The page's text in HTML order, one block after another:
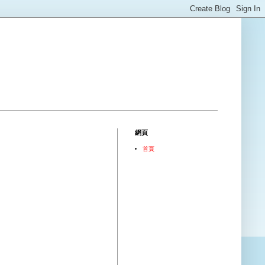
網頁
首頁